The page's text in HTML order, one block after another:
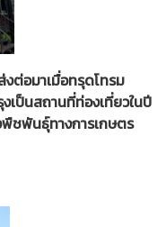
ต่อมาเมื่อทรุดโทรม
เป็นสถานที่ท่องเที่ยวในปี
พืชพันธุ์ทางการเกษตร